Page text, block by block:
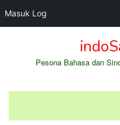
Masuk Log
Pesona Bahasa dan